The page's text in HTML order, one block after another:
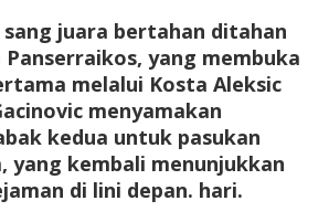
juara bertahan ditahan
yang membuka
melalui Kosta Aleksic
menyamakan
kedua untuk pasukan
yang kembali menunjukkan
di lini depan. hari.